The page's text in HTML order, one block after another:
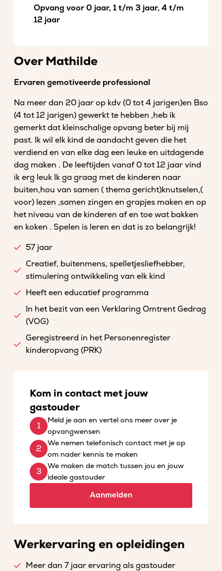
Opvang voor 0 jaar, 1 t/m 3 jaar, 4 t/m
12 jaar
Over Mathilde
Ervaren gemotiveerde professional
Na meer dan 20 jaar op kdv (0 tot 4 jarigen)en Bso
(4 tot 12 jarigen) gewerkt te hebben ,heb ik
gemerkt dat kleinschalige opvang beter bij mij
past. Ik wil elk kind de aandacht geven die het
verdiend en van elke dag een leuke en uitdagende
dag maken . De leeftijden vanaf 0 tot 12 jaar vind
ik erg leuk Ik ga graag met de kinderen naar
buiten,hou van samen ( thema gericht)knutselen,(
voor) lezen ,samen zingen en grapjes maken en op
het niveau van de kinderen af en toe wat bakken
en koken . Spelen is leren en dat is zo belangrijk!
57 jaar
Creatief, buitenmens, spelletjesliefhebber,
stimulering ontwikkeling van elk kind
Heeft een educatief programma
In het bezit van een Verklaring Omtrent Gedrag
(VOG)
Geregistreerd in het Personenregister
kinderopvang (PRK)
Kom in contact met jouw
gastouder
Meld je aan en vertel ons meer over je
opvangwensen
We nemen telefonisch contact met je op
om nader kennis te maken
We maken de match tussen jou en jouw
ideale gastouder
Aanmelden
Werkervaring en opleidingen
Meer dan 7 jaar ervaring als gastouder